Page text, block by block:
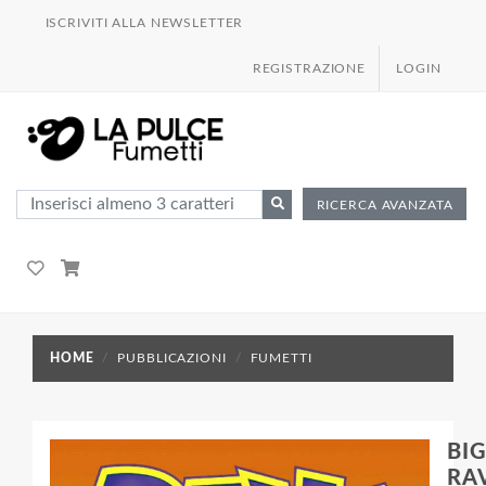
ISCRIVITI ALLA NEWSLETTER
REGISTRAZIONE LOGIN
RICERCA AVANZATA
HOME PUBBLICAZIONI FUMETTI